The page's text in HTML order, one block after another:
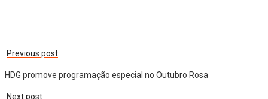
Previous post
HDG promove programação especial no Outubro Rosa
Next post